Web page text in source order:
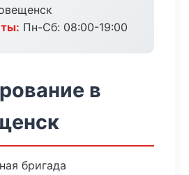
Пн-Сб: 08:00-19:00
в
бригада